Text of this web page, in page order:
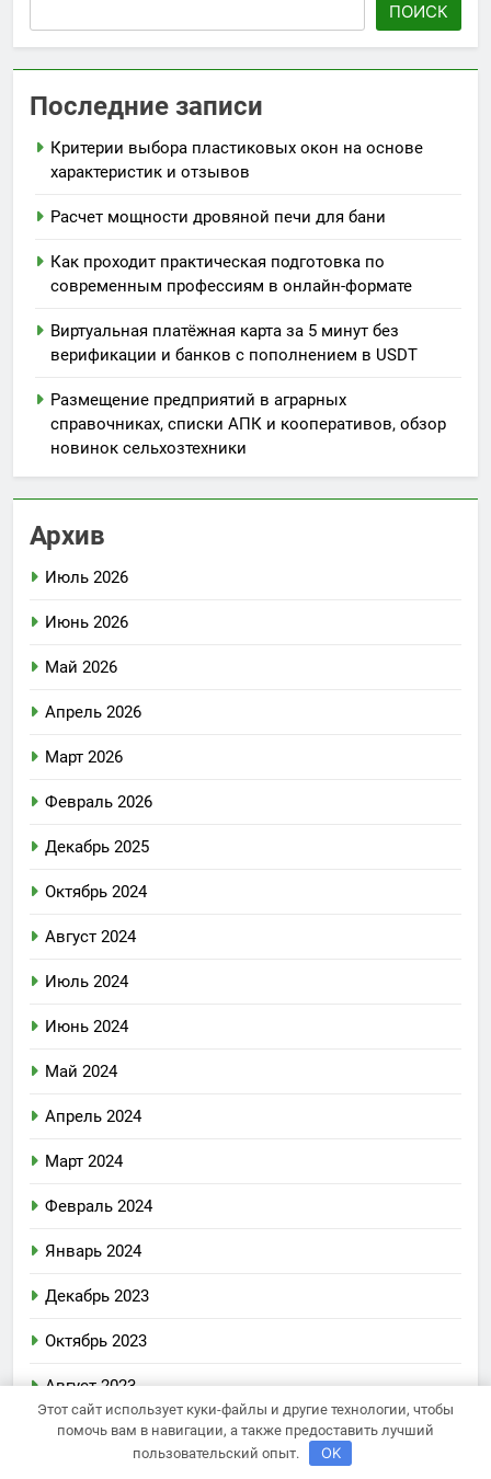
ПОИСК
Последние записи
Критерии выбора пластиковых окон на основе
характеристик и отзывов
Расчет мощности дровяной печи для бани
Как проходит практическая подготовка по
современным профессиям в онлайн-формате
Виртуальная платёжная карта за 5 минут без
верификации и банков с пополнением в USDT
Размещение предприятий в аграрных
справочниках, списки АПК и кооперативов, обзор
новинок сельхозтехники
Архив
Июль 2026
Июнь 2026
Май 2026
Апрель 2026
Март 2026
Февраль 2026
Декабрь 2025
Октябрь 2024
Август 2024
Июль 2024
Июнь 2024
Май 2024
Апрель 2024
Март 2024
Февраль 2024
Январь 2024
Декабрь 2023
Октябрь 2023
Август 2023
Декабрь 2022
Этот сайт использует куки-файлы и другие технологии, чтобы
помочь вам в навигации, а также предоставить лучший
пользовательский опыт.
OK